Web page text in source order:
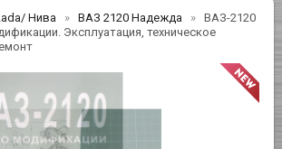
Нива ВАЗ 2120 Надежда
ВАЗ-2120
Эксплуатация, техническое